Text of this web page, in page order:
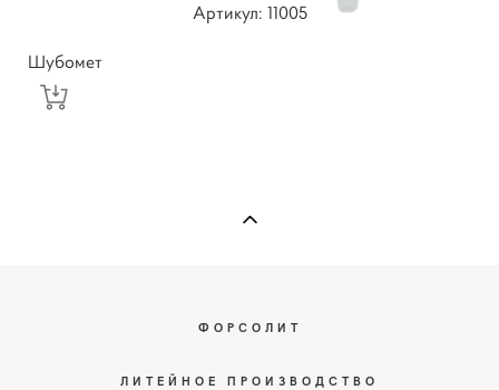
Артикул: 11005
Шубомет
ФОРСОЛИТ
ЛИТЕЙНОЕ ПРОИЗВОДСТВО